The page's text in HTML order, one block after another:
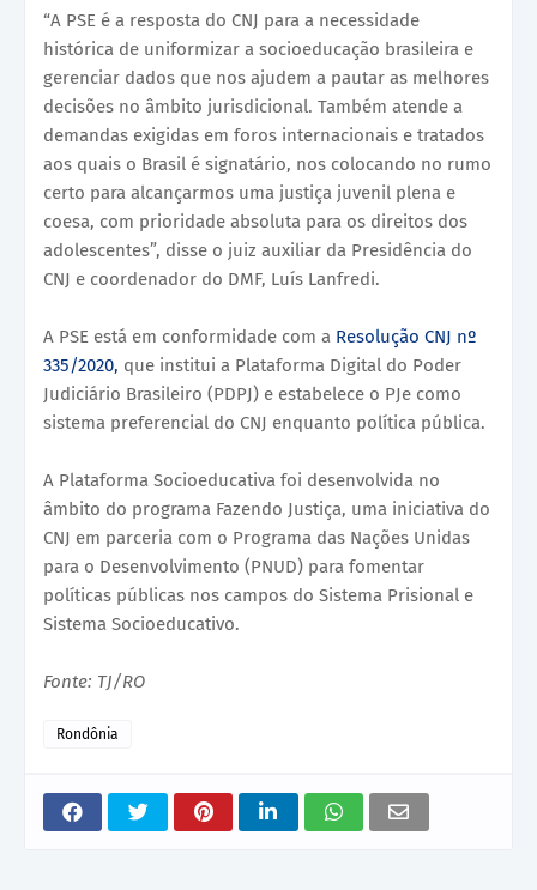
“A PSE é a resposta do CNJ para a necessidade
histórica de uniformizar a socioeducação brasileira e
gerenciar dados que nos ajudem a pautar as melhores
decisões no âmbito jurisdicional. Também atende a
demandas exigidas em foros internacionais e tratados
aos quais o Brasil é signatário, nos colocando no rumo
certo para alcançarmos uma justiça juvenil plena e
coesa, com prioridade absoluta para os direitos dos
adolescentes”, disse o juiz auxiliar da Presidência do
CNJ e coordenador do DMF, Luís Lanfredi.
A PSE está em conformidade com a Resolução CNJ nº
335/2020, que institui a Plataforma Digital do Poder
Judiciário Brasileiro (PDPJ) e estabelece o PJe como
sistema preferencial do CNJ enquanto política pública.
A Plataforma Socioeducativa foi desenvolvida no
âmbito do programa Fazendo Justiça, uma iniciativa do
CNJ em parceria com o Programa das Nações Unidas
para o Desenvolvimento (PNUD) para fomentar
políticas públicas nos campos do Sistema Prisional e
Sistema Socioeducativo.
Fonte: TJ/RO
Rondônia